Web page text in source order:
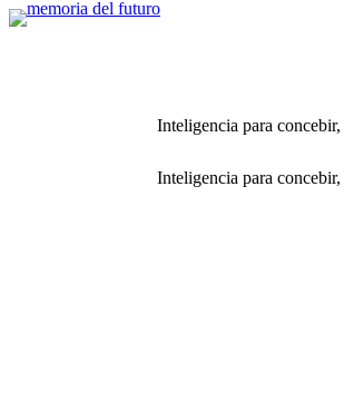
Inteligencia para concebir,
Inteligencia para concebir,